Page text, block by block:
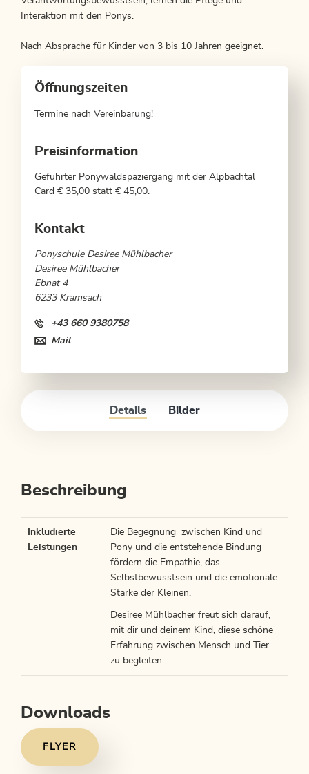
Interaktion mit den Ponys.
Nach Absprache für Kinder von 3 bis 10 Jahren geeignet.
Details Bilder
Beschreibung
Inkludierte
Leistungen
Die Begegnung zwischen Kind und
Pony und die entstehende Bindung
fördern die Empathie, das
Selbstbewusstsein und die emotionale
Stärke der Kleinen.
Desiree Mühlbacher freut sich darauf,
mit dir und deinem Kind, diese schöne
Erfahrung zwischen Mensch und Tier
zu begleiten.
Downloads
FLYER
Öffnungszeiten
Termine nach Vereinbarung!
Preisinformation
Geführter Ponywaldspaziergang mit der Alpbachtal
Card € 35,00 statt € 45,00.
Kontakt
Ponyschule Desiree Mühlbacher
Desiree Mühlbacher
Ebnat 4
6233 Kramsach
+43 660 9380758
Mail